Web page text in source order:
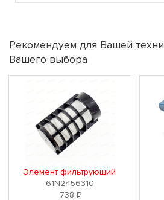
Рекомендуем для Вашей
Вашего выбора
Элемент фильтрующий
61N2456310
738 Р